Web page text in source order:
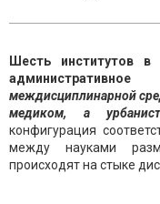
Шесть институтов
административное
междисциплинарной
медиком, а
конфигурация
между науками
происходят на стыке